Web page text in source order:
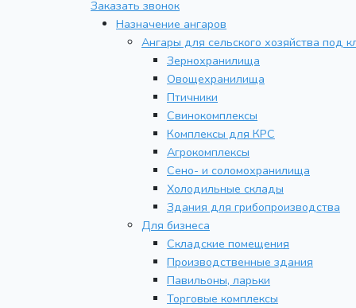
Заказать звонок
Назначение ангаров
Ангары для сельского хозяйства под
Зернохранилища
Овощехранилища
Птичники
Свинокомплексы
Комплексы для КРС
Агрокомплексы
Сено- и соломохранилища
Холодильные склады
Здания для грибопроизводства
Для бизнеса
Складские помещения
Производственные здания
Павильоны, ларьки
Торговые комплексы